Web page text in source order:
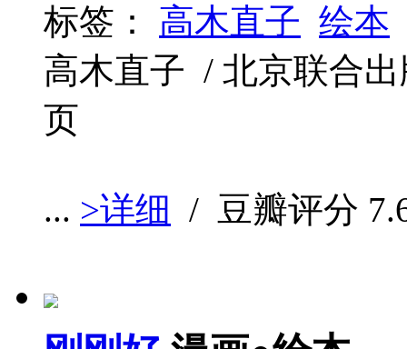
标签： 高木直子 绘本
高木直子 / 北京联合
页
... >详细 / 豆瓣评分